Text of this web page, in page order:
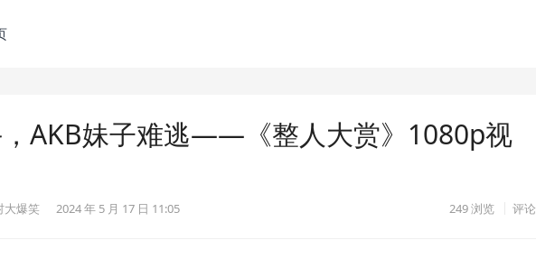
AKB妹子难逃——《整人大赏》1080p视
大爆笑 2024 年 5 月 17 日 11:05 249浏览 评论